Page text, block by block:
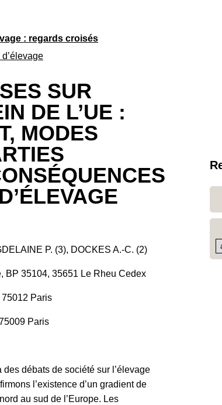
: regards croisés
SUR
DE L’UE :
MODES
P. (3), DOCKES A.-C. (2)
BP 35104, 35651 Le Rheu Cedex
75012 Paris
Paris
débats de société sur l’élevage
l’existence d’un gradient de
au sud de l’Europe. Les